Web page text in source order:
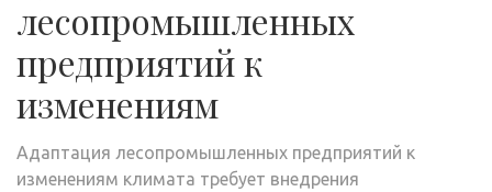
лесопромышленных
предприятий к
изменениям
Адаптация лесопромышленных предприятий к
изменениям климата требует внедрения